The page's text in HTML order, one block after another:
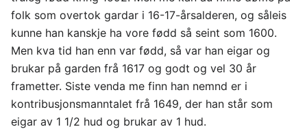
folk som overtok gardar i 16-17-årsalderen, og såleis
kunne han kanskje ha vore fødd så seint som 1600.
Men kva tid han enn var fødd, så var han eigar og
brukar på garden frå 1617 og godt og vel 30 år
frametter. Siste venda me finn han nemnd er i
kontribusjonsmanntalet frå 1649, der han står som
eigar av 1 1/2 hud og brukar av 1 hud.